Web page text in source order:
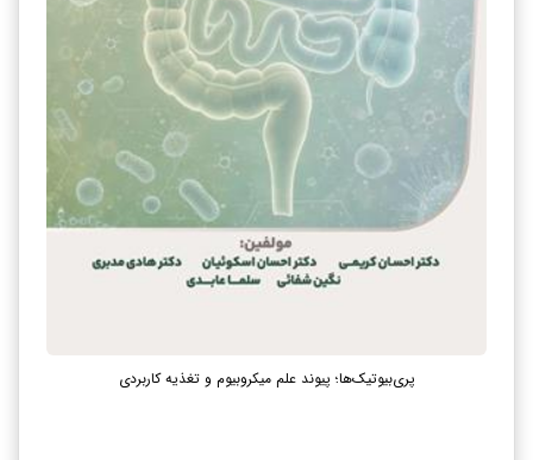
پری‌بیوتیک‌ها؛ پیوند علم میکروبیوم و تغذیه کاربردی